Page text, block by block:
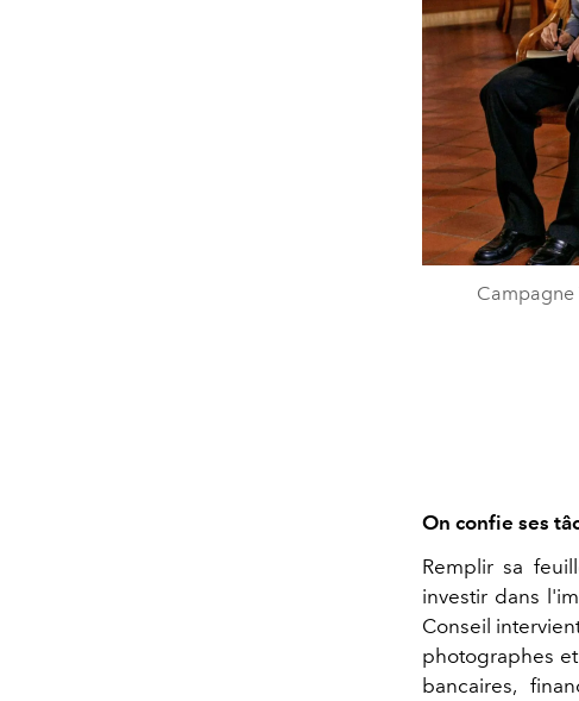
On confie ses
Remplir sa
investir dans
Conseil
photographes
bancaires,